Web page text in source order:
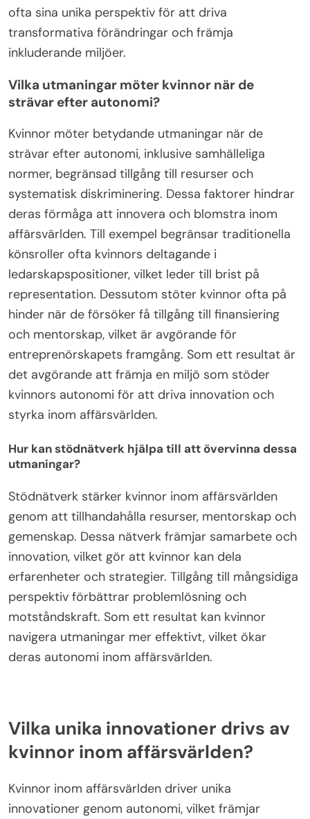
ofta sina unika perspektiv för att driva
transformativa förändringar och främja
inkluderande miljöer.
Vilka utmaningar möter kvinnor när de
strävar efter autonomi?
Kvinnor möter betydande utmaningar när de
strävar efter autonomi, inklusive samhälleliga
normer, begränsad tillgång till resurser och
systematisk diskriminering. Dessa faktorer hindrar
deras förmåga att innovera och blomstra inom
affärsvärlden. Till exempel begränsar traditionella
könsroller ofta kvinnors deltagande i
ledarskapspositioner, vilket leder till brist på
representation. Dessutom stöter kvinnor ofta på
hinder när de försöker få tillgång till finansiering
och mentorskap, vilket är avgörande för
entreprenörskapets framgång. Som ett resultat är
det avgörande att främja en miljö som stöder
kvinnors autonomi för att driva innovation och
styrka inom affärsvärlden.
Hur kan stödnätverk hjälpa till att övervinna dessa
utmaningar?
Stödnätverk stärker kvinnor inom affärsvärlden
genom att tillhandahålla resurser, mentorskap och
gemenskap. Dessa nätverk främjar samarbete och
innovation, vilket gör att kvinnor kan dela
erfarenheter och strategier. Tillgång till mångsidiga
perspektiv förbättrar problemlösning och
motståndskraft. Som ett resultat kan kvinnor
navigera utmaningar mer effektivt, vilket ökar
deras autonomi inom affärsvärlden.
Vilka unika innovationer drivs av
kvinnor inom affärsvärlden?
Kvinnor inom affärsvärlden driver unika
innovationer genom autonomi, vilket främjar